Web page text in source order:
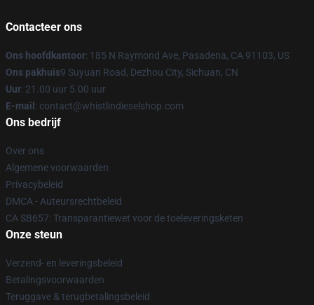
Contacteer ons
Ons hoofdkantoor: 185 N Raymond Ave, Pasadena, CA 91103, US
Ons pakhuis9 Suyuan Road, Dezhou City, Sichuan, CN
Uur: 21.00 uur 5.00 uur
E-mail: contact@whistlindieselshop.com
Ons bedrijf
Over ons
Algemene voorwaarden
Privacybeleid
DMCA - Auteursrechtbeleid
CA SB657: Transparantiewet voor de toeleveringsketen
Onze steun
Verzend- en leveringsbeleid
Betalingsvoorwaarden
Teruggave & terugbetalingsbeleid